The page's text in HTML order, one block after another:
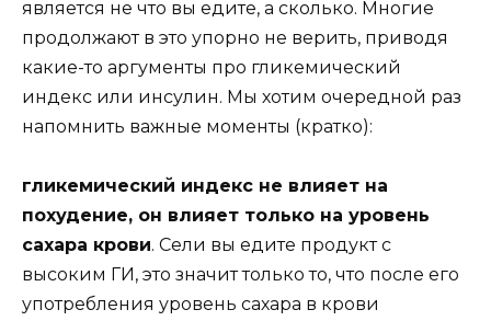
является не что вы едите, а сколько. Многие
продолжают в это упорно не верить, приводя
какие-то аргументы про гликемический
индекс или инсулин. Мы хотим очередной раз
напомнить важные моменты (кратко):
гликемический индекс не влияет на
похудение, он влияет только на уровень
сахара крови. Сели вы едите продукт с
высоким ГИ, это значит только то, что после его
употребления уровень сахара в крови